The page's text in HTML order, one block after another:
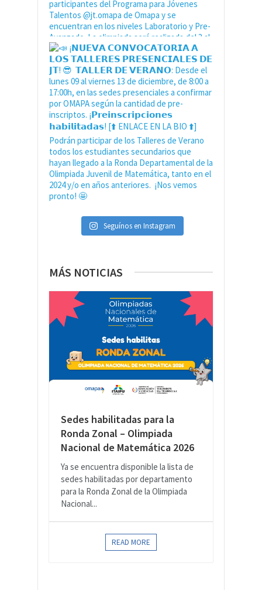
Seguínos en Instagram
MÁS NOTICIAS
Sedes habilitadas para la
Ronda Zonal – Olimpiada
Nacional de Matemática 2026
Ya se encuentra disponible la lista de
sedes habilitadas por departamento
para la Ronda Zonal de la Olimpiada
Nacional...
READ MORE